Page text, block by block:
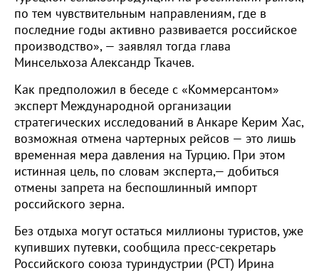
по тем чувствительным направлениям, где в
последние годы активно развивается российское
производство», — заявлял тогда глава
Минсельхоза Александр Ткачев.
Как предположил в беседе с «Коммерсантом»
эксперт Международной организации
стратегических исследований в Анкаре Керим Хас,
возможная отмена чартерных рейсов — это лишь
временная мера давления на Турцию. При этом
истинная цель, по словам эксперта,— добиться
отмены запрета на беспошлинный импорт
российского зерна.
Без отдыха могут остаться миллионы туристов, уже
купивших путевки, сообщила пресс-секретарь
Российского союза туриндустрии (РСТ) Ирина